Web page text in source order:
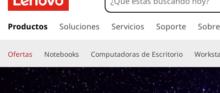
r
c
o
n
Productos Soluciones Servicios Soporte
Ofertas Notebooks Computadoras de Escritorio